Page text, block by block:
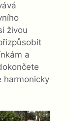
živou
a
harmonicky